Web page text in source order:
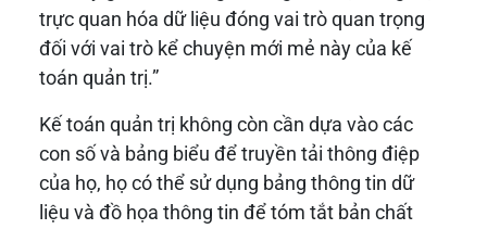
trực quan hóa dữ liệu đóng vai trò quan trọng
đối với vai trò kể chuyện mới mẻ này của kế
toán quản trị.”
Kế toán quản trị không còn cần dựa vào các
con số và bảng biểu để truyền tải thông điệp
của họ, họ có thể sử dụng bảng thông tin dữ
liệu và đồ họa thông tin để tóm tắt bản chất